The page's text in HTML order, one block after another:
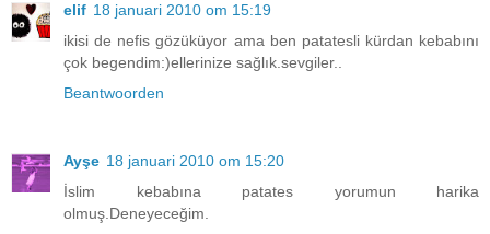
elif 18 januari 2010 om 15:19
ikisi de nefis gözüküyor ama ben patatesli kürdan kebabını
çok begendim:)ellerinize sağlık.sevgiler..
Beantwoorden
Ayşe 18 januari 2010 om 15:20
İslim kebabına patates yorumun harika
olmuş.Deneyeceğim.